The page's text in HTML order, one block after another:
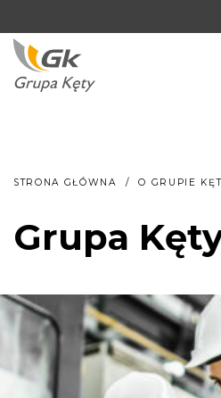
STRONA GŁÓWNA O GRUPIE
Grupa